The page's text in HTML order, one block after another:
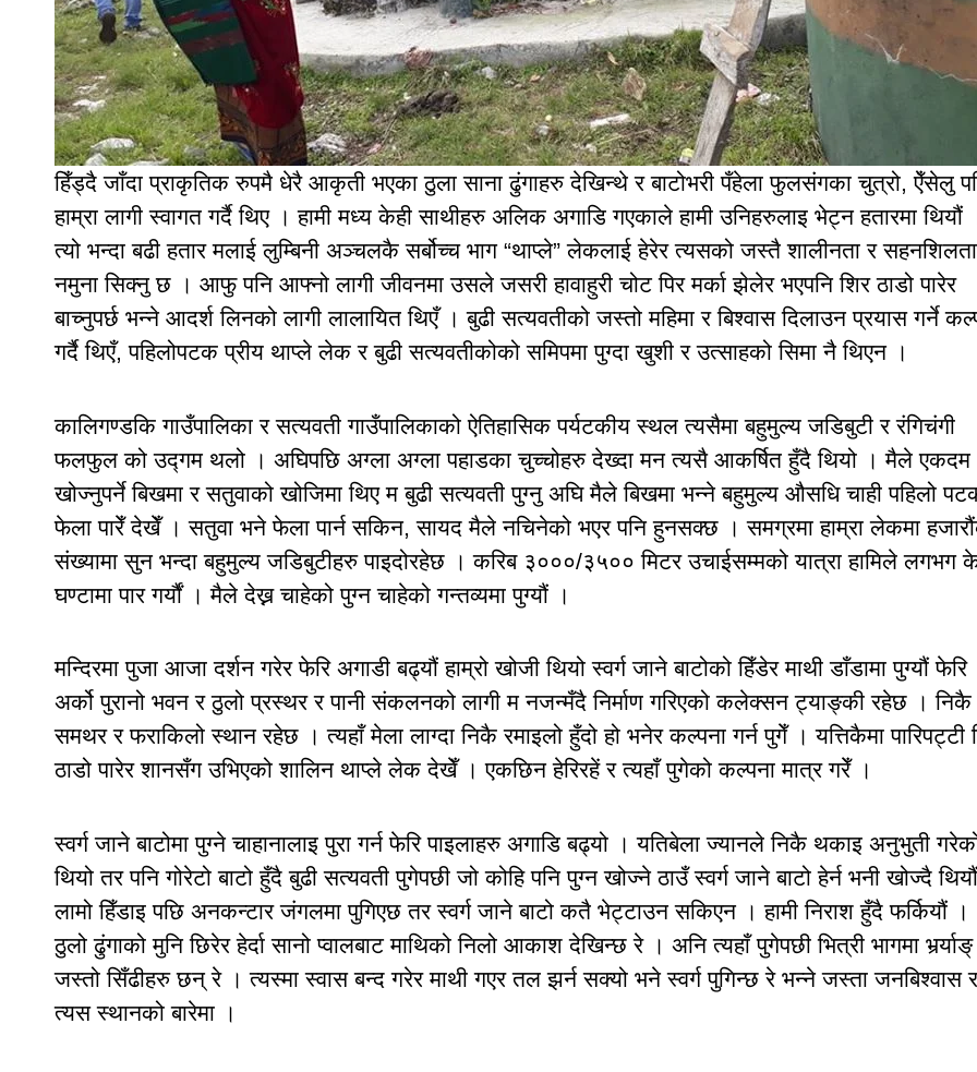
हिँड्दै जाँदा प्राकृतिक रुपमै धेरै आकृती भएका ठुला साना ढुंगाहरु देखिन्थे र बाटोभरी पँहेला फुलसंगका चुत्रो, ऐँसेलु
हाम्रा लागी स्वागत गर्दै थिए । हामी मध्य केही साथीहरु अलिक अगाडि गएकाले हामी उनिहरुलाइ भेट्न हतारमा थियौं
त्यो भन्दा बढी हतार मलाई लुम्बिनी अञ्चलकै सर्बोच्च भाग “थाप्ले” लेकलाई हेरेर त्यसको जस्तै शालीनता र
नमुना सिक्नु छ । आफु पनि आफ्नो लागी जीवनमा उसले जसरी हावाहुरी चोट पिर मर्का झेलेर भएपनि शिर ठाडो पारेर
बाच्नुपर्छ भन्ने आदर्श लिनको लागी लालायित थिएँ । बुढी सत्यवतीको जस्तो महिमा र बिश्वास दिलाउन प्रयास गर्ने
गर्दै थिएँ, पहिलोपटक प्रीय थाप्ले लेक र बुढी सत्यवतीकोको समिपमा पुग्दा खुशी र उत्साहको सिमा नै थिएन ।
कालिगण्डकि गाउँपालिका र सत्यवती गाउँपालिकाको ऐतिहासिक पर्यटकीय स्थल त्यसैमा बहुमुल्य जडिबुटी र रंगिचंगी
फलफुल को उद्गम थलो । अघिपछि अग्ला अग्ला पहाडका चुच्चोहरु देख्दा मन त्यसै आकर्षित हुँदै थियो । मैले एकदम
खोज्नुपर्ने बिखमा र सतुवाको खोजिमा थिए म बुढी सत्यवती पुग्नु अघि मैले बिखमा भन्ने बहुमुल्य औसधि चाही पहिलो
फेला पारेँ देखेँ । सतुवा भने फेला पार्न सकिन, सायद मैले नचिनेको भएर पनि हुनसक्छ । समग्रमा हाम्रा लेकमा
संख्यामा सुन भन्दा बहुमुल्य जडिबुटीहरु पाइदोरहेछ । करिब ३०००/३५०० मिटर उचाईसम्मको यात्रा हामिले लगभग
घण्टामा पार गर्यौं । मैले देख्न चाहेको पुग्न चाहेको गन्तव्यमा पुग्यौं ।
मन्दिरमा पुजा आजा दर्शन गरेर फेरि अगाडी बढ्यौं हाम्रो खोजी थियो स्वर्ग जाने बाटोको हिँडेर माथी डाँडामा पुग्यौं फेरि
अर्को पुरानो भवन र ठुलो प्रस्थर र पानी संकलनको लागी म नजन्मँदै निर्माण गरिएको कलेक्सन ट्याङ्की रहेछ । निकै
समथर र फराकिलो स्थान रहेछ । त्यहाँ मेला लाग्दा निकै रमाइलो हुँदो हो भनेर कल्पना गर्न पुगेँ । यत्तिकैमा पारिपट्टी
ठाडो पारेर शानसँग उभिएको शालिन थाप्ले लेक देखेँ । एकछिन हेरिरहें र त्यहाँ पुगेको कल्पना मात्र गरेँ ।
स्वर्ग जाने बाटोमा पुग्ने चाहानालाइ पुरा गर्न फेरि पाइलाहरु अगाडि बढ्यो । यतिबेला ज्यानले निकै थकाइ अनुभुती
थियो तर पनि गोरेटो बाटो हुँदै बुढी सत्यवती पुगेपछी जो कोहि पनि पुग्न खोज्ने ठाउँ स्वर्ग जाने बाटो हेर्न भनी खोज्दै
लामो हिँडाइ पछि अनकन्टार जंगलमा पुगिएछ तर स्वर्ग जाने बाटो कतै भेट्टाउन सकिएन । हामी निराश हुँदै फर्कियौं ।
ठुलो ढुंगाको मुनि छिरेर हेर्दा सानो प्वालबाट माथिको निलो आकाश देखिन्छ रे । अनि त्यहाँ पुगेपछी भित्री भागमा भर्र्याङ्
जस्तो सिँढीहरु छन् रे । त्यस्मा स्वास बन्द गरेर माथी गएर तल झर्न सक्यो भने स्वर्ग पुगिन्छ रे भन्ने जस्ता जनबिश्वास
त्यस स्थानको बारेमा ।